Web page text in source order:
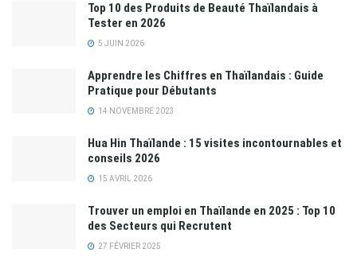
Top 10 des Produits de Beauté Thaïlandais à
Tester en 2026
5 JUIN 2026
Apprendre les Chiffres en Thaïlandais : Guide
Pratique pour Débutants
14 NOVEMBRE 2023
Hua Hin Thaïlande : 15 visites incontournables et
conseils 2026
15 AVRIL 2026
Trouver un emploi en Thaïlande en 2025 : Top 10
des Secteurs qui Recrutent
27 FÉVRIER 2025